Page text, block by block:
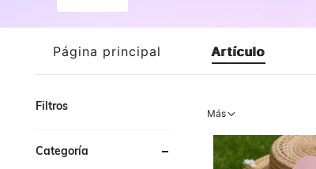
Página principal Artículo
Filtros
Categoría
Más